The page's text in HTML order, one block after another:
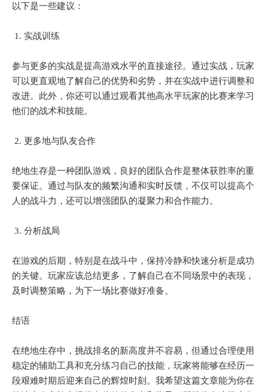
以下是一些建议：
1. 实战训练
参与更多的实战是提高游戏水平的直接途径。通过实战，玩家
可以更直观地了解自己的优势和劣势，并在实战中进行调整和
改进。此外，你还可以通过观看其他高水平玩家的比赛来学习
他们的战术和技能。
2. 更多地与队友合作
绝地生存是一种团队游戏，良好的团队合作是整体获胜率的重
要保证。通过与队友的频繁沟通和实时反馈，不仅可以提高个
人的战斗力，还可以增强团队的凝聚力和合作能力。
3. 分析战局
在游戏的后期，特别是在战斗中，保持冷静和快速分析是成功
的关键。玩家应该总结更多，了解自己在不同场景中的表现，
及时调整策略，为下一场比赛做好准备。
结语
在绝地生存中，挑战排名的新高度并不容易，但通过合理使用
稳定的辅助工具和充分练习自己的技能，玩家将能够在经历一
段艰难时期后迎来自己的辉煌时刻。我希望这篇文章能为你在